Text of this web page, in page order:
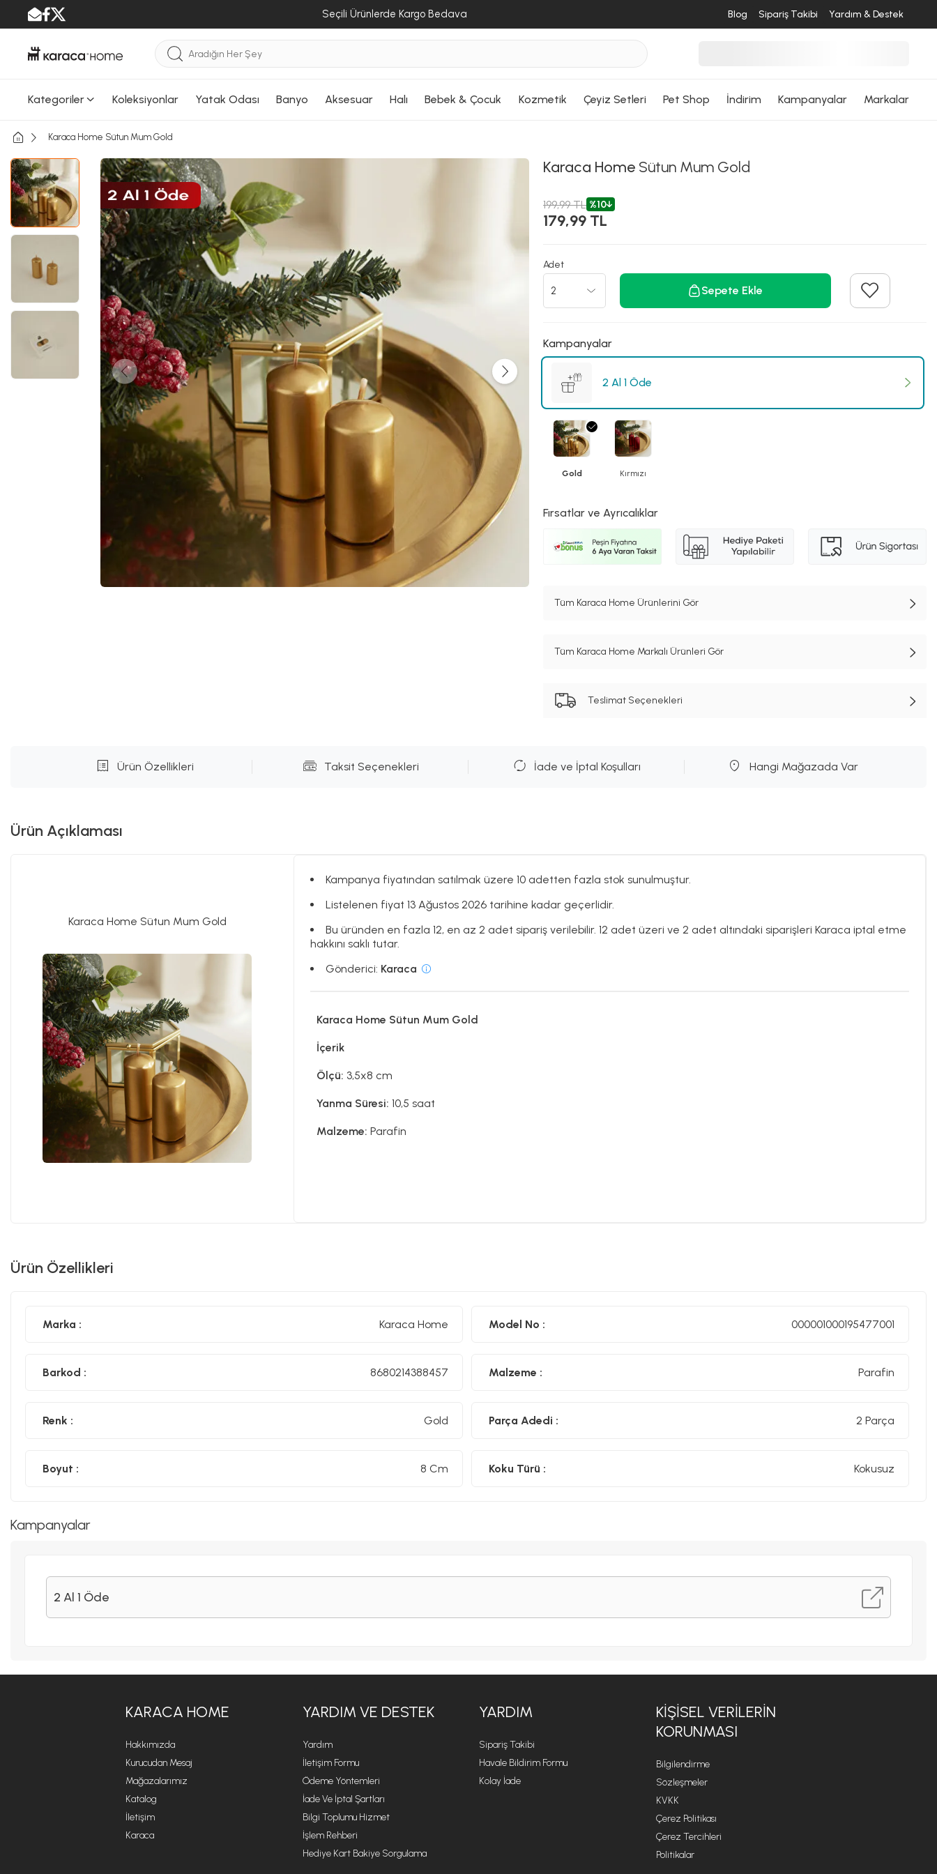
Seçili Ürünlerde Kargo Bedava Blog Sipariş Takibi Yardım & Destek
Kategoriler Koleksiyonlar Yatak Odası Banyo Aksesuar Halı Bebek & Çocuk Kozmetik Çeyiz Setleri Pet Shop İndirim Kampanyalar Markalar
Karaca Home Sütun Mum Gold
Karaca Home Sütun Mum Gold
199,99 TL %10
179,99 TL
Adet
Sepete Ekle
Kampanyalar
2 Al 1 Öde
Gold Kırmızı
Fırsatlar ve Ayrıcalıklar
Tüm Karaca Home Ürünlerini Gör
Tüm Karaca Home Markalı Ürünleri Gör
Teslimat Seçenekleri
Ürün Özellikleri Taksit Seçenekleri İade ve İptal Koşulları Hangi Mağazada Var
Ürün Açıklaması
Karaca Home Sütun Mum Gold
Kampanya fiyatından satılmak üzere 10 adetten fazla stok sunulmuştur.
Listelenen fiyat 13 Ağustos 2026 tarihine kadar geçerlidir.
Bu üründen en fazla 12, en az 2 adet sipariş verilebilir. 12 adet üzeri ve 2 adet altındaki siparişleri Karaca iptal etme
hakkını saklı tutar.
Gönderici: Karaca
Karaca Home Sütun Mum Gold
İçerik
Ölçü: 3,5x8 cm
Yanma Süresi: 10,5 saat
Malzeme: Parafin
Ürün Özellikleri
Marka : Karaca Home Model No : 000001000195477001
Barkod : 8680214388457 Malzeme : Parafin
Renk : Gold Parça Adedi : 2 Parça
Boyut : 8 Cm Koku Türü : Kokusuz
Kampanyalar
2 Al 1 Öde
KARACA HOME
Hakkımızda
Kurucudan Mesaj
Mağazalarımız
Katalog
İletişim
Karaca
YARDIM VE DESTEK
Yardım
İletişim Formu
Ödeme Yöntemleri
İade Ve İptal Şartları
Bilgi Toplumu Hizmet
İşlem Rehberi
Hediye Kart Bakiye Sorgulama
YARDIM
Sipariş Takibi
Havale Bildirim Formu
Kolay İade
KİŞİSEL VERİLERİN
KORUNMASI
Bilgilendirme
Sözleşmeler
KVKK
Çerez Politikası
Çerez Tercihleri
Politikalar